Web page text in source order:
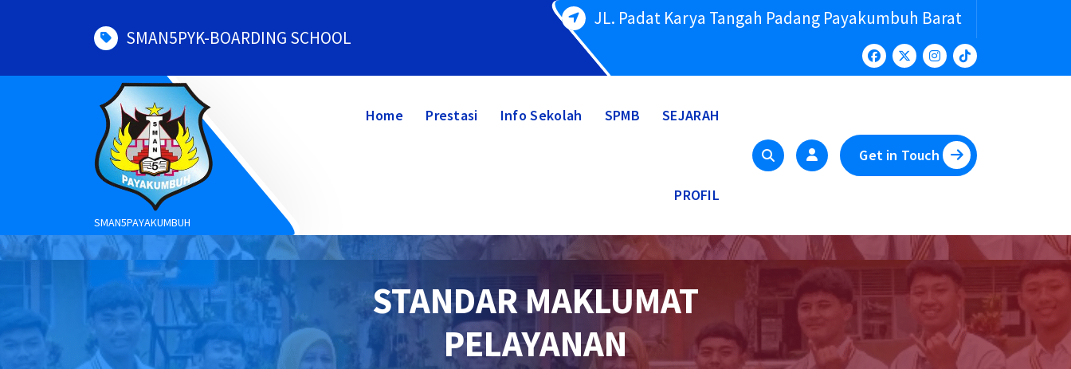
SMAN5PYK-BOARDING SCHOOL
JL. Padat Karya Tangah Padang Payakumbuh Barat
SMAN5PAYAKUMBUH
Home Prestasi Info Sekolah SPMB SEJARAH
PROFIL
Get in Touch
STANDAR MAKLUMAT
PELAYANAN